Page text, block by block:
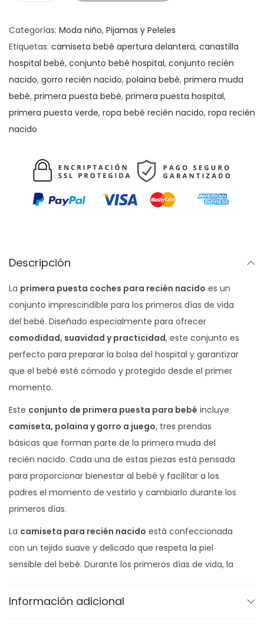
i
m
e
r
a
p
u
s
a
c
h
s
c
a
n
t
d
a
d
Categorías: Moda niño, Pijamas y Peleles
Etiquetas: camiseta bebé apertura delantera, canastilla
hospital bebé, conjunto bebé hospital, conjunto recién
nacido, gorro recién nacido, polaina bebé, primera muda
bebé, primera puesta bebé, primera puesta hospital,
primera puesta verde, ropa bebé recién nacido, ropa recién
nacido
Descripción
La primera puesta coches para recién nacido es un
conjunto imprescindible para los primeros días de vida
del bebé. Diseñado especialmente para ofrecer
comodidad, suavidad y practicidad, este conjunto es
perfecto para preparar la bolsa del hospital y garantizar
que el bebé esté cómodo y protegido desde el primer
momento.
Este conjunto de primera puesta para bebé incluye
camiseta, polaina y gorro a juego, tres prendas
básicas que forman parte de la primera muda del
recién nacido. Cada una de estas piezas está pensada
para proporcionar bienestar al bebé y facilitar a los
padres el momento de vestirlo y cambiarlo durante los
primeros días.
La camiseta para recién nacido está confeccionada
con un tejido suave y delicado que respeta la piel
sensible del bebé. Durante los primeros días de vida, la
cómodas, transpirables y agradables al tacto, por lo que
Información adicional